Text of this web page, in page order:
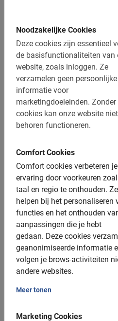
Noodzakelijke Cookies
Deze cookies zijn essentieel
de basisfunctionaliteiten van
website, zoals inloggen. Ze
verzamelen geen persoonlijke
informatie voor
marketingdoeleinden. Zonder
cookies kan onze website
behoren functioneren.
Comfort Cookies
Comfort cookies verbeteren je
ervaring door voorkeuren
taal en regio te onthouden. Ze
helpen bij het personaliseren
functies en het onthouden
aanpassingen die je hebt
gedaan. Deze cookies
geanonimiseerde informatie
volgen je brows-activiteiten
andere websites.
Meer tonen
Marketing Cookies
Baja Bikes.
€ 37,50
Heel goed
Nijmegen Fietstour: de
Wij hadden een hele
studeert geschiedenis
merken. Had zich er
vertelde hele boeiende
verassend leuke
Nijmegen. We zijn weer
geworden.
Ingrid Baartman
18 juni 2026
Fietstours in Nijmegen